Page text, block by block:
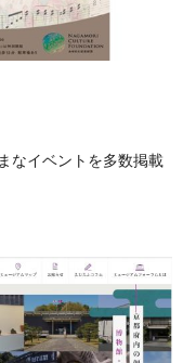
なイベントを多数掲載